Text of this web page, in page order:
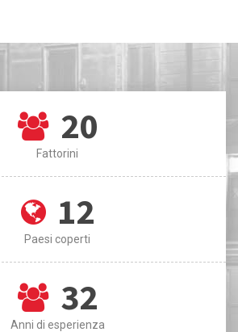
20
Fattorini
12
Paesi coperti
32
Anni di esperienza